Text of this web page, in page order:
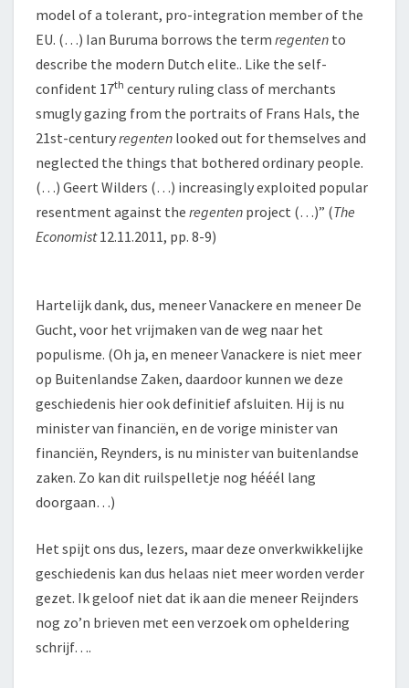
model of a tolerant, pro-integration member of the
EU. (…) Ian Buruma borrows the term regenten to
describe the modern Dutch elite.. Like the self-
confident 17th century ruling class of merchants
smugly gazing from the portraits of Frans Hals, the
21st-centuryregenten looked out for themselves and
neglected the things that bothered ordinary people.
(…) Geert Wilders (…) increasingly exploited popular
resentment against the regenten project (…)” (The
Economist12.11.2011, pp. 8-9)
Hartelijk dank, dus, meneer Vanackere en meneer De
Gucht, voor het vrijmaken van de weg naar het
populisme. (Oh ja, en meneer Vanackere is niet meer
op Buitenlandse Zaken, daardoor kunnen we deze
geschiedenis hier ook definitief afsluiten. Hij is nu
minister van financiën, en de vorige minister van
financiën, Reynders, is nu minister van buitenlandse
zaken. Zo kan dit ruilspelletje nog hééél lang
doorgaan…)
Het spijt ons dus, lezers, maar deze onverkwikkelijke
geschiedenis kan dus helaas niet meer worden verder
gezet. Ik geloof niet dat ik aan die meneer Reijnders
nog zo’n brieven met een verzoek om opheldering
schrijf….